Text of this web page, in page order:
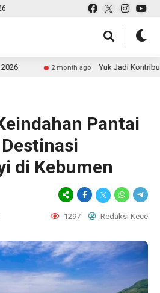
2 month ago Yuk Jadi Kontributor
Pantai
di Kebumen
1297 Redaksi Kece